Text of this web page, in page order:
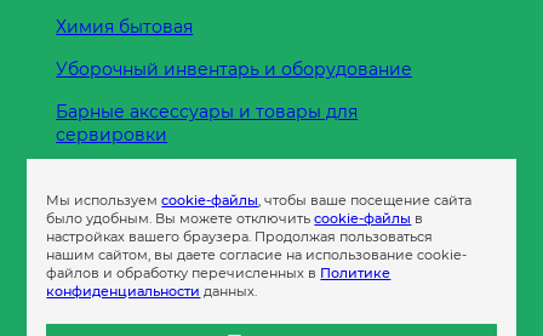
Химия бытовая
Уборочный инвентарь и оборудование
Барные аксессуары и товары для
сервировки
Пленка
Пакеты и сумки
Контейнеры
Мы используемcookie-файлы, чтобы ваше посещение сайта
было удобным. Вы можете отключитьcookie-файлы в
настройках вашего браузера. Продолжая пользоваться
нашим сайтом, вы даете согласие на использование cookie-
файлов и обработку перечисленных в Политике
конфиденциальности данных.